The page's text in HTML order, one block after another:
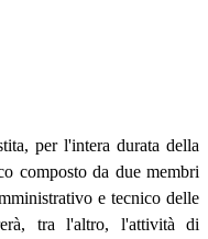
per l'intera durata della
composto da due membri
e tecnico delle
tra l'altro, l'attività di